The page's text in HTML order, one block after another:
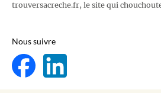
trouversacreche.fr, le site qui
Nous suivre